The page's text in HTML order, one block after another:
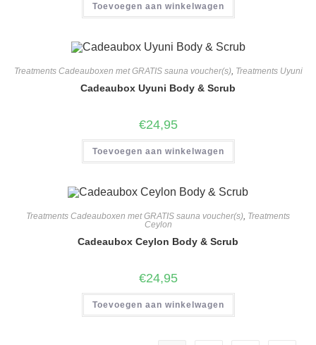
Toevoegen aan winkelwagen
Treatments Cadeauboxen met GRATIS sauna voucher(s), Treatments Uyuni
Cadeaubox Uyuni Body & Scrub
€24,95
Toevoegen aan winkelwagen
Treatments Cadeauboxen met GRATIS sauna voucher(s), Treatments
Ceylon
Cadeaubox Ceylon Body & Scrub
€24,95
Toevoegen aan winkelwagen